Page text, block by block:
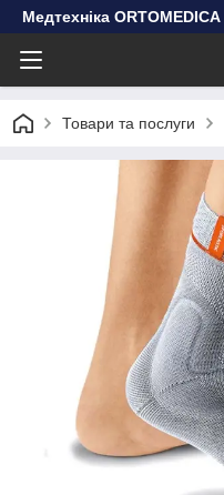
Медтехніка ORTOMEDICA
Товари та послуги